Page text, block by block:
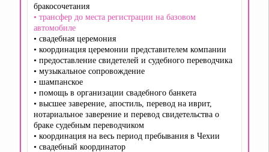
бракосочетания
• трансфер до места регистрации на базовом
автомобиле
• свадебная церемония
• координация церемонии представителем компании
• предоставление свидетелей и судебного переводчика
• музыкальное сопровождение
• шампанское
• помощь в организации свадебного банкета
• высшее заверение, апостиль, перевод на иврит,
нотариальное заверение и перевод свидетельства о
браке судебным переводчиком
• координация на весь период пребывания в Чехии
• свадебный координатор